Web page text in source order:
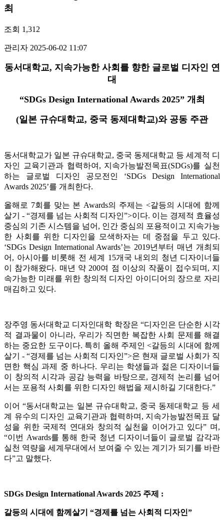
최
조회 1,312
관리자 2025-06-02 11:07
동서대학교, 지속가능한 사회를 향한 글로벌 디자인 연
대
“SDGs Design International Awards 2025” 개최
(일본 규슈대학교, 중국 동제대학교)와 공동 주관
동서대학교가 일본 규슈대학교, 중국 동제대학교 등 세계적 디
자인 교육기관과 협력하여, 지속가능발전목표(SDGs)를 실천
하는 글로벌 디자인 공모전인 ‘SDGs Design International
Awards 2025’를 개최한다.
올해로 7회를 맞는 본 Awards의 주제는 <갈등의 시대에 함께
살기 - “경제를 넘는 사회적 디자인”>이다. 이는 경제적 효율성
중심의 기존 시스템을 넘어, 인간 중심의 포용적이고 지속가능
한 사회를 위한 디자인을 모색하자는 데 중점을 두고 있다.
‘SDGs Design International Awards’는 2019년부터 매년 개최되
어, 아시아를 비롯해 전 세계 15개국 내외의 청년 디자이너들
이 참가해왔다. 매년 약 200여 점 이상의 작품이 접수되며, 지
속가능한 미래를 위한 창의적 디자인 아이디어의 장으로 자리
매김하고 있다.
장주영 동서대학교 디자인대학 학장은 “디자인은 단순한 시각
적 결과물이 아니라, 우리가 직면한 복잡한 사회 문제를 해결
하는 중요한 도구이다. 특히 올해 주제인 <갈등의 시대에 함께
살기 - “경제를 넘는 사회적 디자인”>은 현재 글로벌 사회가 직
면한 핵심 과제 중 하나다. 우리는 학생들과 젊은 디자이너들
이 창의적 시각과 공감 능력을 바탕으로, 경제적 논리를 넘어
서는 포용적 사회를 위한 디자인 해법을 제시하길 기대한다.”
이어 “동서대학교는 일본 규슈대학교, 중국 동제대학교 등 세
계 유수의 디자인 교육기관과 협력하며, 지속가능발전목표 달
성을 위한 국제적 연대와 창의적 실천을 이어가고 있다” 며,
“이번 Awards를 통해 한국 청년 디자이너들이 글로벌 감각과
실천 역량을 세계무대에서 보여줄 수 있는 계기가 되기를 바란
다”고 말했다.
SDGs Design International Awards 2025 주제 :
갈등의 시대에 함께살기 “경제를 넘는 사회적 디자인”